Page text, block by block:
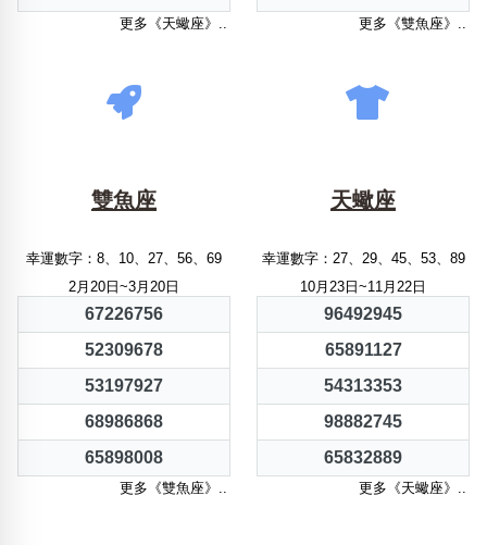
更多《天蠍座》.. 更多《雙魚座》..
雙魚座
幸運數字：8、10、27、56、69
2月20日~3月20日
67226756
52309678
53197927
68986868
65898008
更多《雙魚座》..
天蠍座
幸運數字：27、29、45、53、89
10月23日~11月22日
96492945
65891127
54313353
98882745
65832889
更多《天蠍座》..